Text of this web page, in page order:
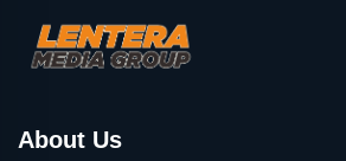
About Us